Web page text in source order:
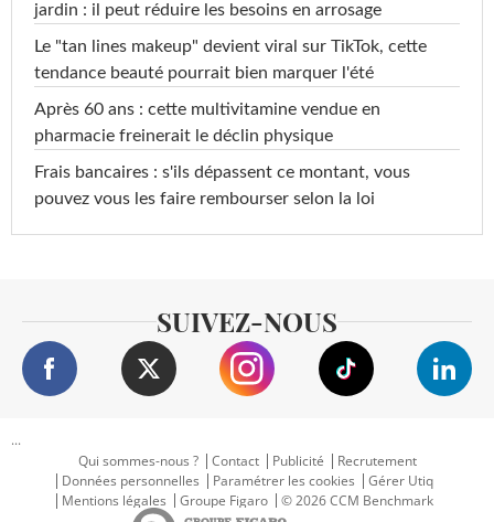
jardin : il peut réduire les besoins en arrosage
Le "tan lines makeup" devient viral sur TikTok, cette
tendance beauté pourrait bien marquer l'été
Après 60 ans : cette multivitamine vendue en
pharmacie freinerait le déclin physique
Frais bancaires : s'ils dépassent ce montant, vous
pouvez vous les faire rembourser selon la loi
SUIVEZ-NOUS
...
Qui sommes-nous ?
Contact Publicité
Recrutement
Données personnelles
Paramétrer les cookies
Gérer Utiq
Mentions légales
Groupe Figaro © 2026 CCM Benchmark